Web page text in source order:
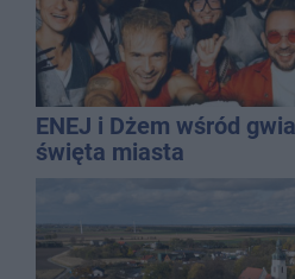
ENEJ i Dżem wśród
święta miasta